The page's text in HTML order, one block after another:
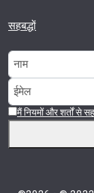
सहबद्धों
मैं नियमों और शर्तों से